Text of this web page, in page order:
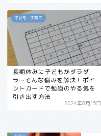
子ども・子育て
長期休みに子どもがダラダ
ラ…そんな悩みを解決！ポイ
ントカードで勉強のやる気を
引き出す方法
2024年8月15日